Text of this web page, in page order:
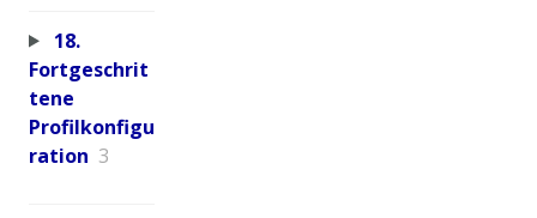
18.
Fortgeschrit
tene
Profilkonfigu
ration 3